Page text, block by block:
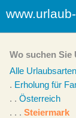
Wo suchen Sie
Alle Urlaubsarten
. Erholung für
. . Österreich
. . . Steiermark